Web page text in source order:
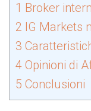
1 Broker
2 IG Markets
3
4 Opinioni di
5 Conclusioni